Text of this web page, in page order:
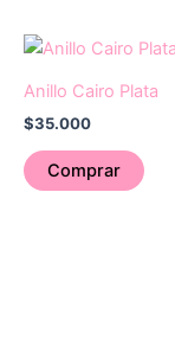
Anillo Cairo Plata
$35.000
Comprar